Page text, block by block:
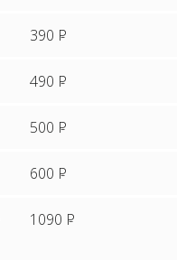
390 P
490 P
500 P
600 P
1090 P